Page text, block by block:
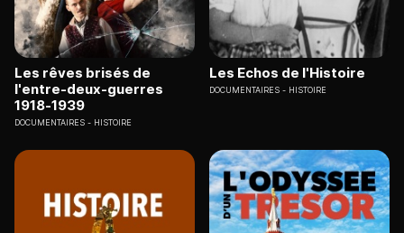
Les rêves brisés de
l'entre-deux-guerres
1918-1939
DOCUMENTAIRES HISTOIRE
Les Echos de l'Histoire
DOCUMENTAIRES HISTOIRE